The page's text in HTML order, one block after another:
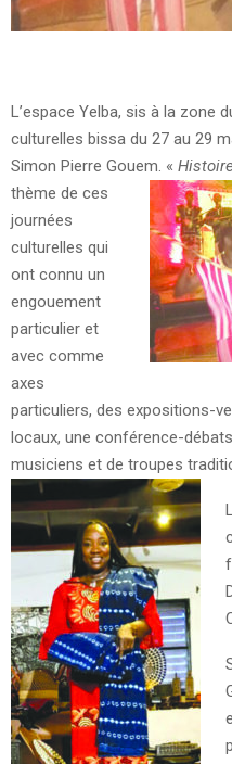
L’espace Yelba, sis à la zone
culturelles bissa du 27 au 29
Simon Pierre Gouem. «
thème de ces
journées
culturelles qui
ont connu un
engouement
particulier et
avec comme
axes
particuliers, des expositions-
locaux, une conférence-
musiciens et de troupes